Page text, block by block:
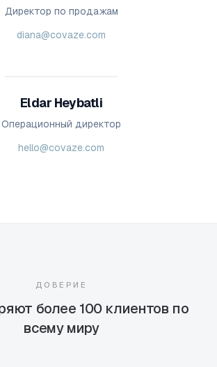
Директор по продажам
diana@covaze.com
Eldar Heybatli
Операционный директор
hello@covaze.com
ДОВЕРИЕ
более 100 клиентов по
всему миру